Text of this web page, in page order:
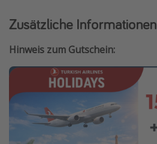
Zusätzliche Informationen
Hinweis zum Gutschein: